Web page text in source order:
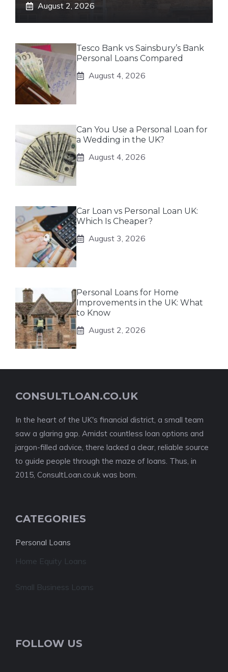
August 2, 2026
Tesco Bank vs Sainsbury’s Bank
Personal Loans Compared
August 4, 2026
Can You Use a Personal Loan for
a Wedding in the UK?
August 4, 2026
Car Loan vs Personal Loan UK:
Which Is Cheaper?
August 3, 2026
Personal Loans for Home
Improvements in the UK: What
to Know
August 2, 2026
CONSULTLOAN.CO.UK
In the heart of the UK's financial district, a small team
saw a glaring gap. Amidst countless loan options and
jargon-filled advice, there lacked a clear, reliable source
to guide people through the maze of loans. Thus, in
2015, ConsultLoan.co.uk was born.
CATEGORIES
Personal Loans
Home Equity Loans
Small Business Loans
FOLLOW US